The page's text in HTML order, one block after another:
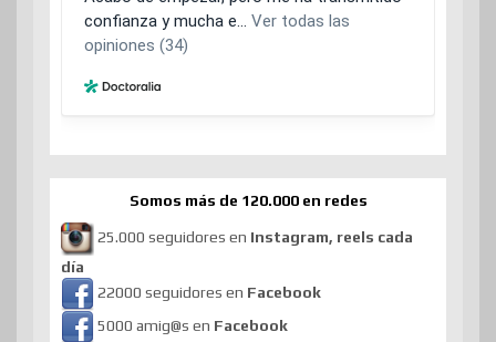
Somos más de 120.000 en redes
25.000 seguidores en Instagram, reels cada
día
22000 seguidores en Facebook
5000 amig@s en Facebook